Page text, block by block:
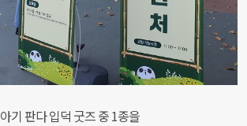
아기 판다 입덕 굿즈 중 1종을